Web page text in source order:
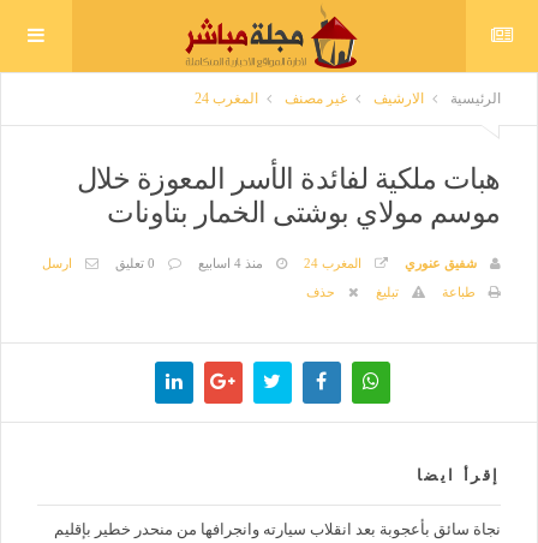
الرئيسية الارشيف غير مصنف المغرب 24
هبات ملكية لفائدة الأسر المعوزة خلال
موسم مولاي بوشتى الخمار بتاونات
شفيق عنوري المغرب 24 منذ 4 اسابيع 0 تعليق
ارسل
طباعة
تبليغ حذف
إقرأ ايضا
نجاة سائق بأعجوبة بعد انقلاب سيارته وانجرافها من منحدر خطير بإقليم